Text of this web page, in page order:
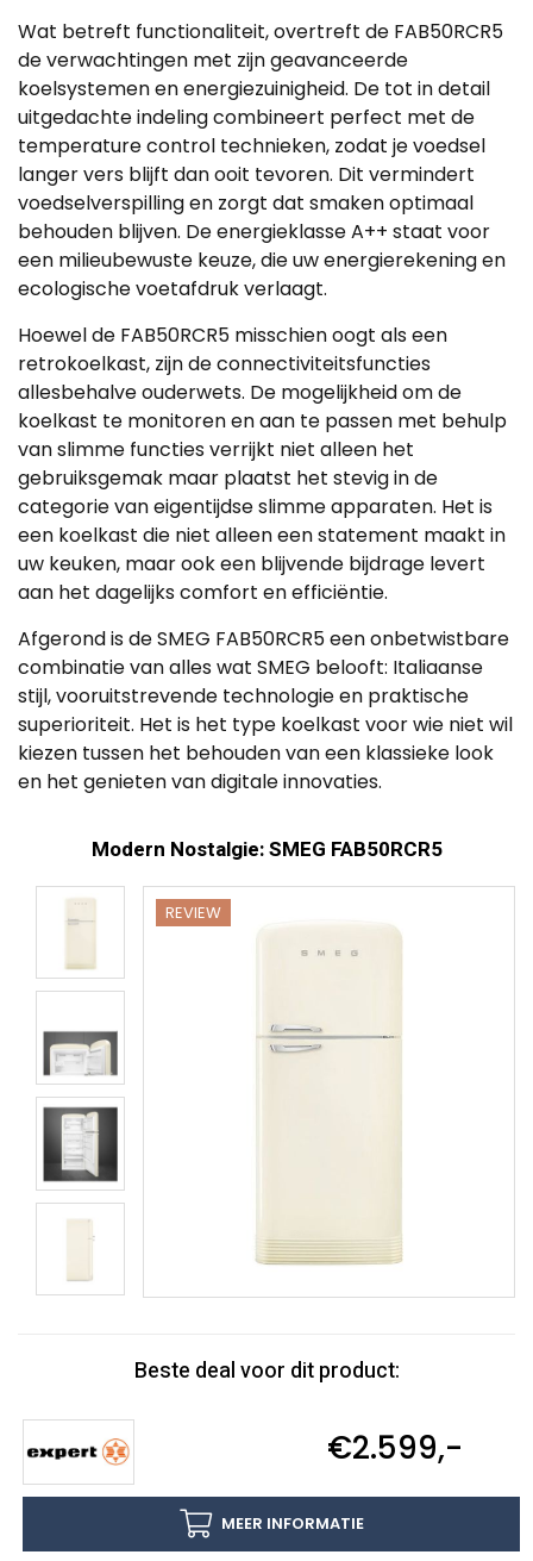
Wat betreft functionaliteit, overtreft de FAB50RCR5
de verwachtingen met zijn geavanceerde
koelsystemen en energiezuinigheid. De tot in detail
uitgedachte indeling combineert perfect met de
temperature control technieken, zodat je voedsel
langer vers blijft dan ooit tevoren. Dit vermindert
voedselverspilling en zorgt dat smaken optimaal
behouden blijven. De energieklasse A++ staat voor
een milieubewuste keuze, die uw energierekening en
ecologische voetafdruk verlaagt.
Hoewel de FAB50RCR5 misschien oogt als een
retrokoelkast, zijn de connectiviteitsfuncties
allesbehalve ouderwets. De mogelijkheid om de
koelkast te monitoren en aan te passen met behulp
van slimme functies verrijkt niet alleen het
gebruiksgemak maar plaatst het stevig in de
categorie van eigentijdse slimme apparaten. Het is
een koelkast die niet alleen een statement maakt in
uw keuken, maar ook een blijvende bijdrage levert
aan het dagelijks comfort en efficiëntie.
Afgerond is de SMEG FAB50RCR5 een onbetwistbare
combinatie van alles wat SMEG belooft: Italiaanse
stijl, vooruitstrevende technologie en praktische
superioriteit. Het is het type koelkast voor wie niet wil
kiezen tussen het behouden van een klassieke look
en het genieten van digitale innovaties.
Modern Nostalgie: SMEG FAB50RCR5
REVIEW
Beste deal voor dit product:
€2.599,-
MEER INFORMATIE